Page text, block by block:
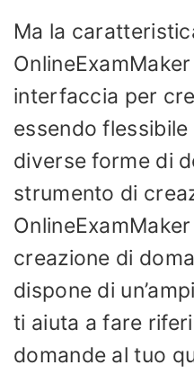
Ma la
interfaccia per
essendo
diverse forme di
strumento di
creazione di
dispone di
ti aiuta a fare
domande al tuo